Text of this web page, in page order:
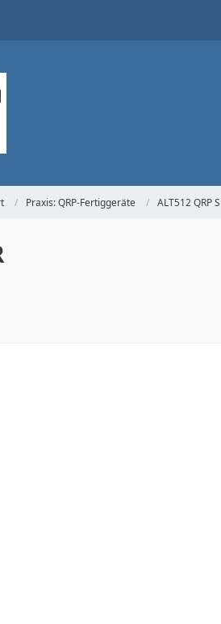
Praxis: QRP-Fertiggeräte ALT512 QRP